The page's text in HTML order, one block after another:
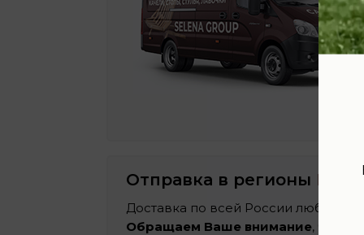
Доставка по всей России любой
Обращаем Ваше внимание, что
Отправка в регионы